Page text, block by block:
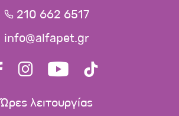
210 662 6517
info@alfapet.gr
Ώρες λειτουργίας